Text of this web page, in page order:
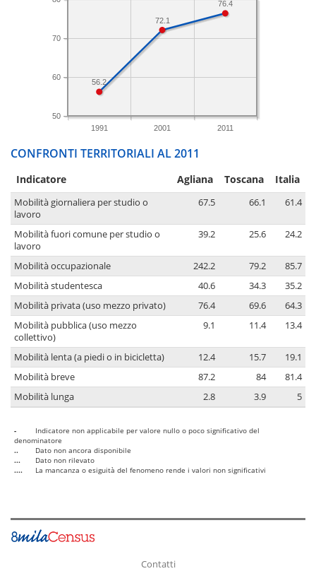
1991 2001 2011
50
60
70
76.4
72.1
56.2
CONFRONTI TERRITORIALI AL 2011
Indicatore Agliana Toscana Italia
Mobilità giornaliera per studio o
lavoro
67.5 66.1 61.4
Mobilità fuori comune per studio o
lavoro
39.2 25.6 24.2
Mobilità occupazionale 242.2 79.2
85.7
Mobilità studentesca
40.6 34.3
35.2
Mobilità privata (uso mezzo privato)
76.4 69.6
64.3
Mobilità pubblica (uso mezzo
collettivo)
9.1 11.4 13.4
Mobilità lenta (a piedi o in bicicletta) 12.4 15.7
19.1
Mobilità breve
87.2 84
81.4
Mobilità lunga
2.8 3.9 5
-
Indicatore non applicabile per valore nullo o poco significativo del
denominatore
..
Dato non ancora disponibile
...
Dato non rilevato
....
La mancanza o esiguità del fenomeno rende i valori non significativi
Contatti